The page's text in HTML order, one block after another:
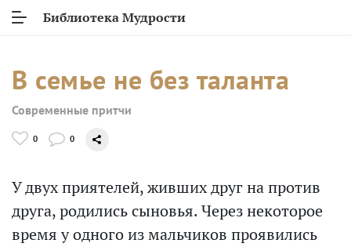
Библиотека Мудрости
В семье не без таланта
Современные притчи
0 0
У двух приятелей, живших друг на против
друга, родились сыновья. Через некоторое
время у одного из мальчиков проявились